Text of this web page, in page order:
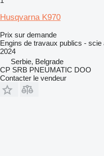
Husqvarna K970
Prix sur demande
Engins de travaux publics - scie
2024
Serbie, Belgrade
CP SRB PNEUMATIC DOO
Contacter le vendeur